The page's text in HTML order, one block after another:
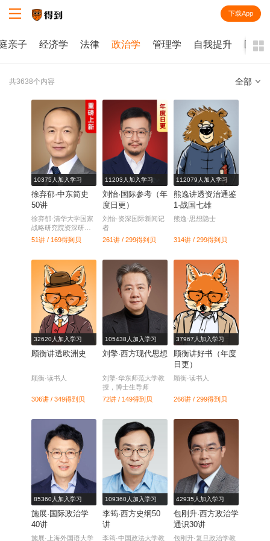
下载App
亲子 经济学 法律 政治学 管理学 自我提升 医学
共3638个内容 全部
全部
课程
每天听本书
电子书
10375人加入学习
徐弃郁·中东简史
50讲
徐弃郁·清华大学国家
战略研究院资深研究
员
51讲 / 169得到贝
11203人加入学习
刘怡·国际参考（年
度日更）
刘怡·资深国际新闻记
者
261讲 / 299得到贝
112079人加入学习
熊逸讲透资治通鉴
1·战国七雄
熊逸·思想隐士
314讲 / 299得到贝
32620人加入学习
顾衡讲透欧洲史
顾衡·读书人
306讲 / 349得到贝
105438人加入学习
刘擎·西方现代思想
刘擎·华东师范大学教
授，博士生导师
72讲 / 149得到贝
37967人加入学习
顾衡讲好书（年度
日更）
顾衡·读书人
266讲 / 299得到贝
85360人加入学习
施展·国际政治学
40讲
施展·上海外国语大学
109360人加入学习
李筠·西方史纲50
讲
李筠·中国政法大学教
42935人加入学习
包刚升·西方政治学
通识30讲
包刚升·复旦政治学教